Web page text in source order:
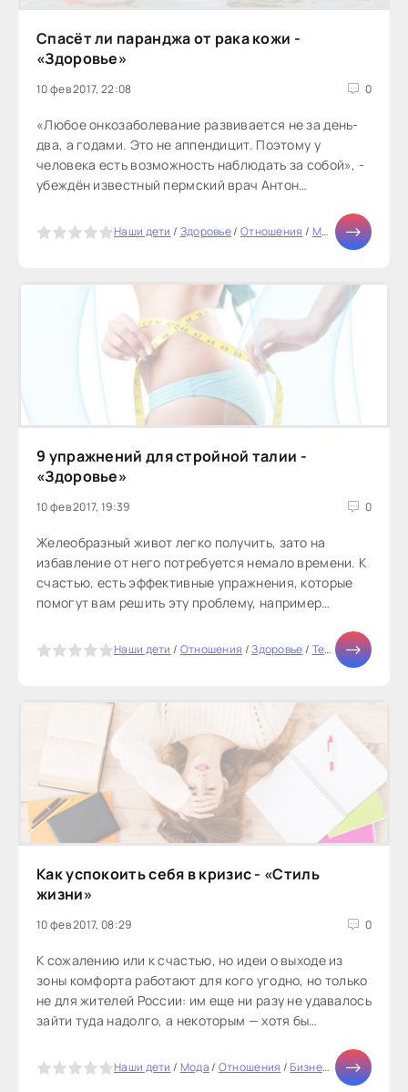
Спасёт ли паранджа от рака кожи -
«Здоровье»
10 фев 2017, 22:08 0
«Любое онкозаболевание развивается не за день-
два, а годами. Это не аппендицит. Поэтому у
человека есть возможность наблюдать за собой», -
убеждён известный пермский врач Антон
Наши дети / Здоровье/ Отношения / Мода /Диеты
9 упражнений для стройной талии -
«Здоровье»
10 фев 2017, 19:39 0
Желеобразный живот легко получить, зато на
избавление от него потребуется немало времени. К
счастью, есть эффективные упражнения, которые
помогут вам решить эту проблему, например
абдоминальные и косые мышцы живота, их легко
выполнять, и они не требуют
Наши дети / Отношения /Здоровье/ Тесты онлайн
Как успокоить себя в кризис - «Стиль
жизни»
10 фев 2017, 08:29 0
К сожалению или к счастью, но идеи о выходе из
зоны комфорта работают для кого угодно, но только
не для жителей России: им еще ни разу не удавалось
зайти туда надолго, а некоторым — хотя бы
Наши дети / Мода/ Отношения /Бизнес /Отдых